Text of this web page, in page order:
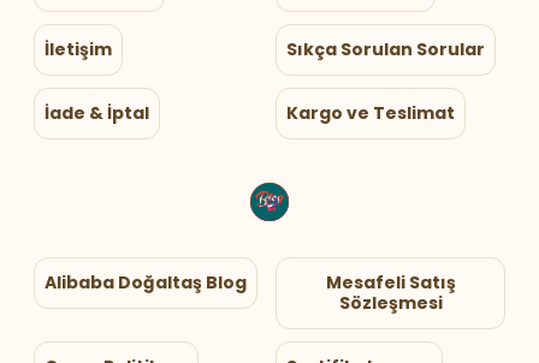
İletişim Sıkça Sorulan Sorular
İade & İptal Kargo ve Teslimat
Alibaba Doğaltaş Blog
Mesafeli Satış
Sözleşmesi